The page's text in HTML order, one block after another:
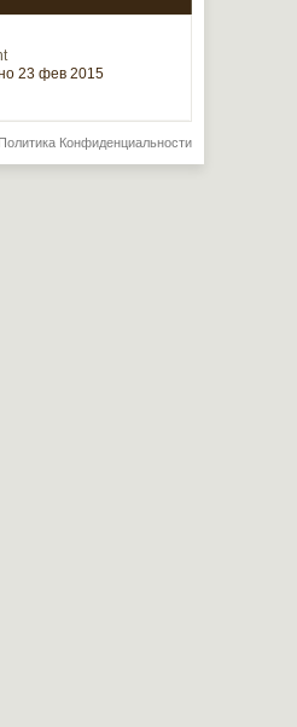
23 фев 2015
Политика Конфиденциальности